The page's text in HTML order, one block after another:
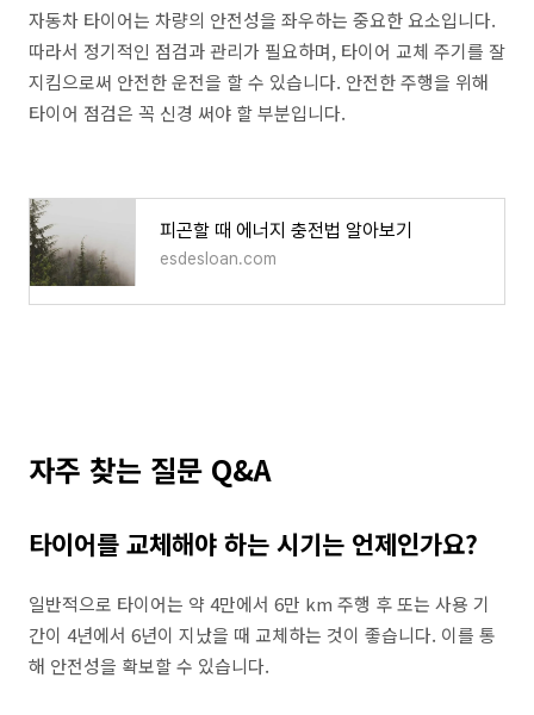
자동차 타이어는 차량의 안전성을 좌우하는 중요한 요소입니다.
따라서 정기적인 점검과 관리가 필요하며, 타이어 교체 주기를 잘
지킴으로써 안전한 운전을 할 수 있습니다. 안전한 주행을 위해
타이어 점검은 꼭 신경 써야 할 부분입니다.
피곤할 때 에너지 충전법 알아보기
esdesloan.com
자주 찾는 질문 Q&A
타이어를 교체해야 하는 시기는 언제인가요?
일반적으로 타이어는 약 4만에서 6만 km 주행 후 또는 사용 기
간이 4년에서 6년이 지났을 때 교체하는 것이 좋습니다. 이를 통
해 안전성을 확보할 수 있습니다.